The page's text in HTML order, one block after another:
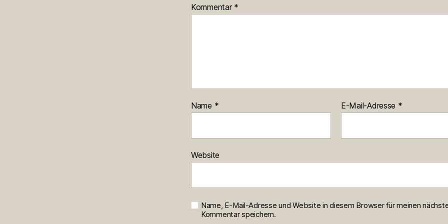
Kommentar *
Name * E-Mail-Adresse *
Website
Name, E-Mail-Adresse und Website in diesem Browser für meinen
Kommentar speichern.